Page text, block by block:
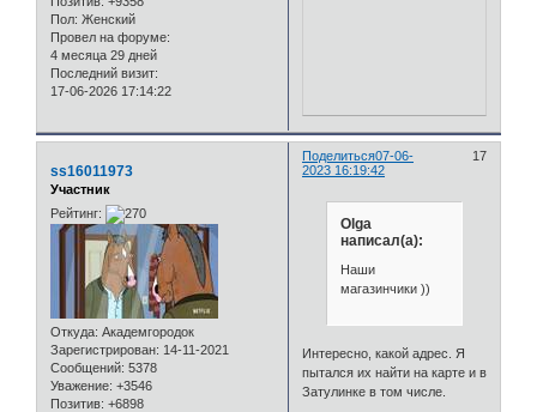
Пол: Женский
Провел на форуме:
4 месяца 29 дней
Последний визит:
17-06-2026 17:14:22
Поделиться 17
07-06-
2023 16:19:42
ss16011973
Участник
Рейтинг:
Откуда: Академгородок
Зарегистрирован: 14-11-2021
Сообщений: 5378
Уважение: +3546
Позитив: +6898
Olga
написал(а):
Наши
магазинчики ))
Интересно, какой адрес. Я
пытался их найти на карте и в
Затулинке в том числе.